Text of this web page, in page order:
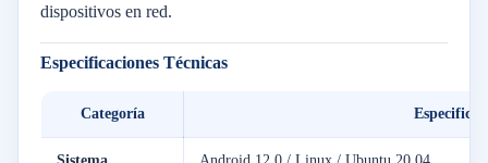
dispositivos en red.
Especificaciones Técnicas
Categoría